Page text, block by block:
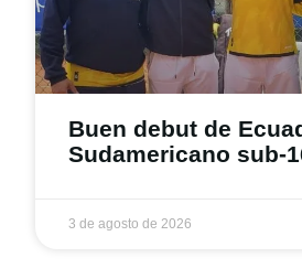
Buen debut de
Sudamericano sub-
3 de agosto de 2026